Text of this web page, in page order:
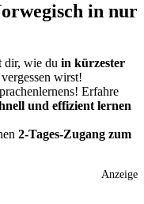
in nur
dir, wie du in kürzester
wirst!
Erfahre
und effizient lernen
2-Tages-Zugang zum
Anzeige